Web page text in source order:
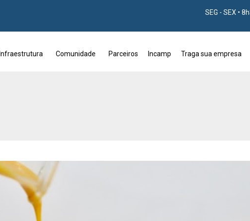
SEG - SEX •
Infraestrutura Comunidade Parceiros Incamp Traga sua empresa